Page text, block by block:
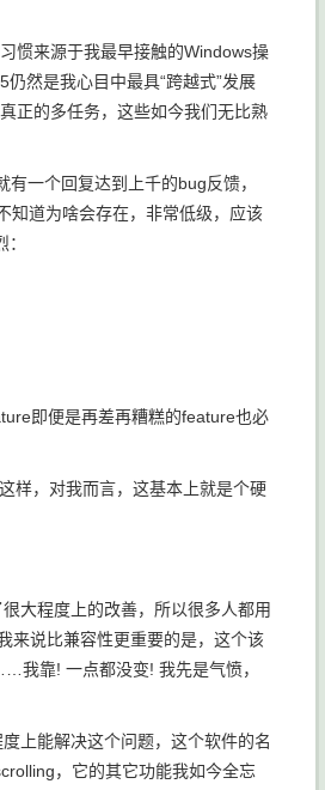
惯来源于我最早接触的Windows操
然是我心目中最具“跨越式”发展
正的多任务，这些如今我们无比熟
一个回复达到上千的bug反馈，
知道为啥会存在，非常低级，应该
即便是再差再糟糕的feature也必
样，对我而言，这基本上就是个硬
大程度上的改善，所以很多人都用
来说比兼容性更重要的是，这个该
我靠! 一点都没变! 我先是气愤，
上能解决这个问题，这个软件的名
，它的其它功能我如今全忘